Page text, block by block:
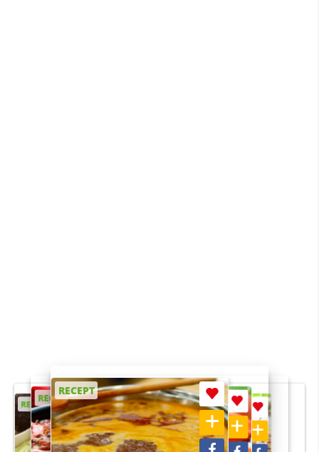
RECEPT
RECEPT
RECEPT
RECEPT
RECEPT